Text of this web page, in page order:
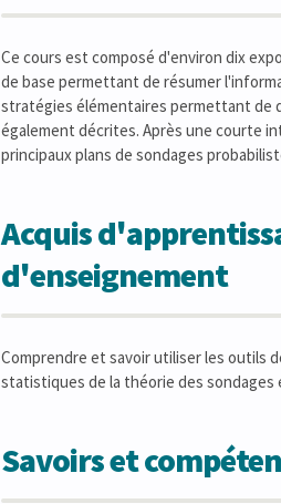
Ce cours est composé d'environ dix
de base permettant de résumer
stratégies élémentaires permettant de
également décrites. Après une courte
principaux plans de sondages
Acquis
d'enseignement
Comprendre et savoir utiliser les outils
statistiques de la théorie des
Savoirs et